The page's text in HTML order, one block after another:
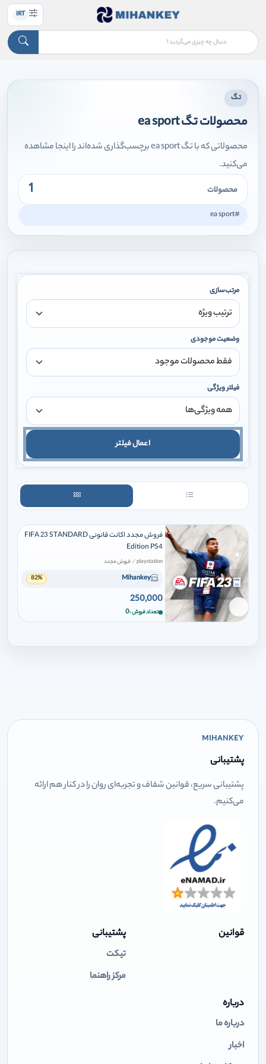
IRT
تگ
محصولات تگ ea sport
محصولاتی که با تگ ea sport برچسب‌گذاری شده‌اند را اینجا مشاهده
می‌کنید.
محصولات 1
#ea sport
مرتب‌سازی
وضعیت موجودی
فیلتر ویژگی
اعمال فیلتر
برای افزودن وارد شوید
فروش مجدد اکانت قانونی FIFA 23 STANDARD
Edition PS4
playstation
/ فروش مجدد
Mihankey
82%
250,000
تعداد فروش 0
MIHANKEY
پشتیبانی
پشتیبانی سریع، قوانین شفاف و تجربه‌ای روان را در کنار هم ارائه
می‌کنیم.
قوانین پشتیبانی
تیکت
مرکز راهنما
درباره
درباره ما
اخبار